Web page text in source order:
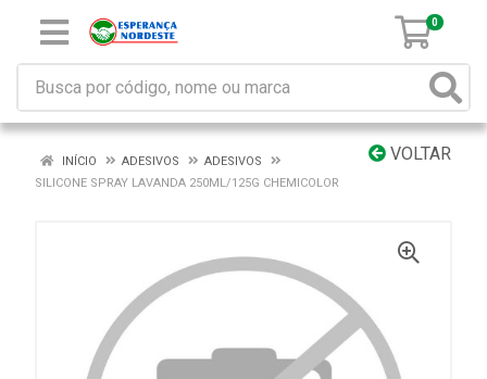
0
VOLTAR
INÍCIO ADESIVOS
ADESIVOS
SILICONE SPRAY LAVANDA 250ML/125G CHEMICOLOR